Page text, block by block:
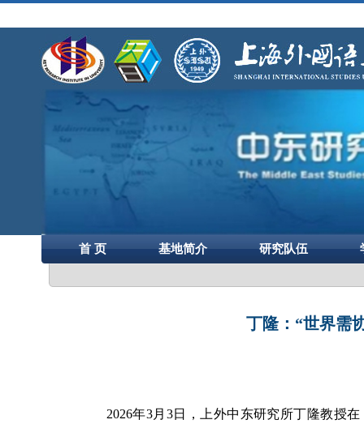
首 页 基地简介 研究队伍
丁隆：“世界需
2026年3月 3日，上外中东研究所丁隆教授